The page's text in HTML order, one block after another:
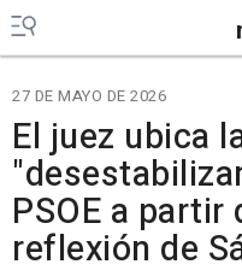
27 DE MAYO DE 2026
El juez ubica
PSOE a partir
reflexión de